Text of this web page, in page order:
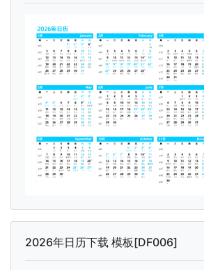
2026年日历下载 模板[DF006]